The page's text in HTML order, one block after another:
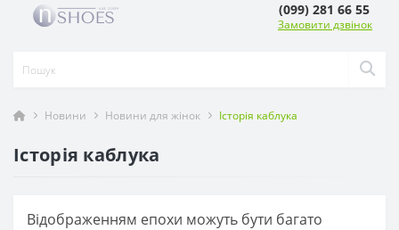
(099) 281 66 55
Замовити дзвінок
Новини Новини для жінок Історія каблука
Історія каблука
Відображенням епохи можуть бути багато